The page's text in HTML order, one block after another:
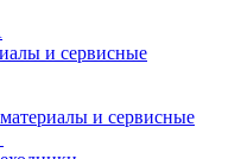
и сервисные
и сервисные